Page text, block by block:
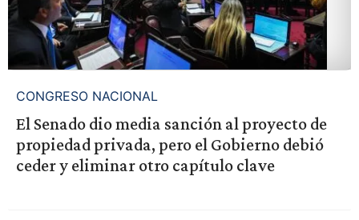
CONGRESO NACIONAL
El Senado dio media sanción al proyecto de
propiedad privada, pero el Gobierno debió
ceder y eliminar otro capítulo clave